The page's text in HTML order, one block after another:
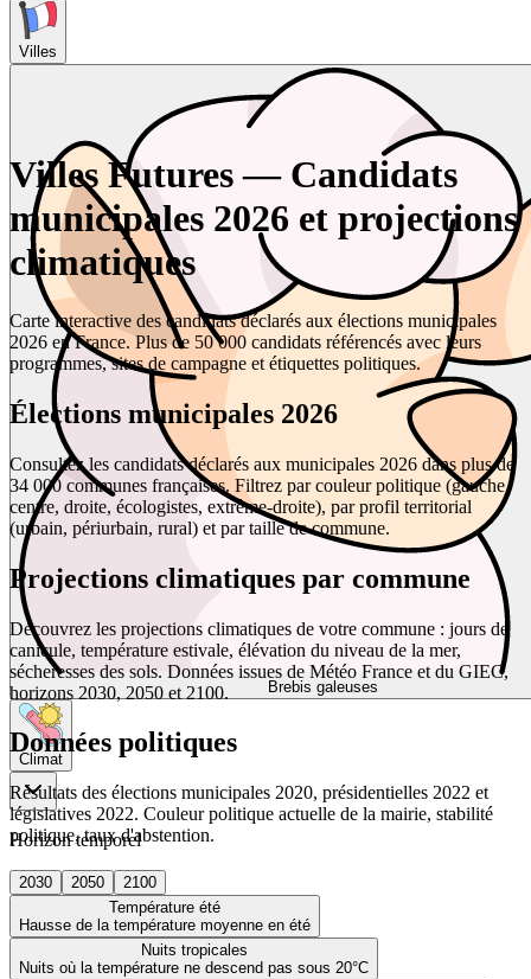
Villes
Brebis galeuses
Climat
Horizon temporel
2030 2050
2100
Température été
Hausse de la température moyenne en été
Nuits tropicales
Nuits où la température ne descend pas sous 20°C
Villes Futures — Candidats
municipales 2026 et projections
climatiques
Carte interactive des candidats déclarés aux élections municipales
2026 en France. Plus de 50 000 candidats référencés avec leurs
programmes, sites de campagne et étiquettes politiques.
Élections municipales 2026
Consultez les candidats déclarés aux municipales 2026 dans plus de
34 000 communes françaises. Filtrez par couleur politique (gauche,
centre, droite, écologistes, extrême-droite), par profil territorial
(urbain, périurbain, rural) et par taille de commune.
Projections climatiques par commune
Découvrez les projections climatiques de votre commune : jours de
canicule, température estivale, élévation du niveau de la mer,
sécheresses des sols. Données issues de Météo France et du GIEC,
horizons 2030, 2050 et 2100.
Données politiques
Résultats des élections municipales 2020, présidentielles 2022 et
législatives 2022. Couleur politique actuelle de la mairie, stabilité
politique, taux d'abstention.